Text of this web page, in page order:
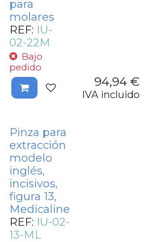
para
molares
REF: IU-
02-22M
Bajo
pedido
94,94 €
IVA incluido
Pinza para
extracción
modelo
inglés,
incisivos,
figura 13,
Medicaline
REF: IU-02-
13-ML